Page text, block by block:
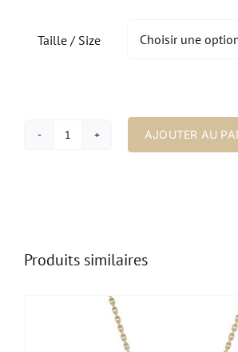
Taille / Size
quantité
AJOUTER AU
Produits similaires